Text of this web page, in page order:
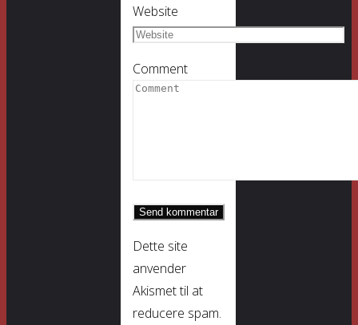
Website
Comment
Dette site
anvender
Akismet til at
reducere spam.